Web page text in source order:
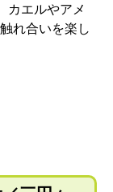
カエルやアメ
れ合いを楽し